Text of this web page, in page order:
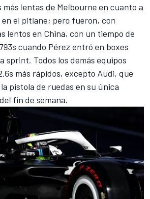
más lentas de Melbourne en cuanto a
el pitlane; pero fueron, con
lentos en China, con un tiempo de
cuando Pérez entró en boxes
sprint. Todos los demás equipos
más rápidos, excepto Audi, que
pistola de ruedas en su única
fin de semana.